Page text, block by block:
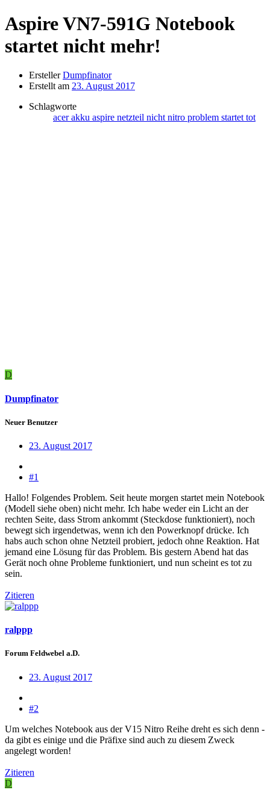
Aspire VN7-591G Notebook
startet nicht mehr!
Ersteller Dumpfinator
Erstellt am 23. August 2017
Schlagworte
acerakku aspire netzteil nicht nitro problem startet tot
D
Dumpfinator
Neuer Benutzer
23. August 2017
#1
Hallo! Folgendes Problem. Seit heute morgen startet mein Notebook
(Modell siehe oben) nicht mehr. Ich habe weder ein Licht an der
rechten Seite, dass Strom ankommt (Steckdose funktioniert), noch
bewegt sich irgendetwas, wenn ich den Powerknopf drücke. Ich
habs auch schon ohne Netzteil probiert, jedoch ohne Reaktion. Hat
jemand eine Lösung für das Problem. Bis gestern Abend hat das
Gerät noch ohne Probleme funktioniert, und nun scheint es tot zu
sein.
Zitieren
ralppp
Forum Feldwebel a.D.
23. August 2017
#2
Um welches Notebook aus der V15 Nitro Reihe dreht es sich denn -
da gibt es einige und die Präfixe sind auch zu diesem Zweck
angelegt worden!
Zitieren
D